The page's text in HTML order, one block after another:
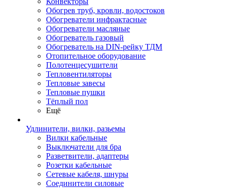
Обогрев труб, кровли, водостоков
Обогреватели инфрактасные
Обогреватели масляные
Обогреватель газовый
Обогреватель на DIN-рейку ТДМ
Отопительное оборудование
Полотенцесушители
Тепловентиляторы
Тепловые завесы
Тепловые пушки
Тёплый пол
Ещё
Удлинители, вилки, разьемы
Вилки кабельные
Выключатели для бра
Разветвители, адаптеры
Розетки кабельные
Сетевые кабеля, шнуры
Соединители силовые